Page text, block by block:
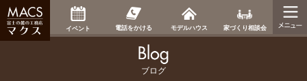
イベント 電話をかける モデルハウス 家づくり相談会
ブログ